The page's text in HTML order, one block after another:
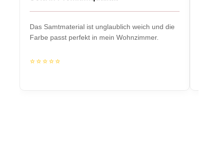
Das Samtmaterial ist unglaublich weich und die
Farbe passt perfekt in mein Wohnzimmer.
⭐⭐⭐⭐⭐